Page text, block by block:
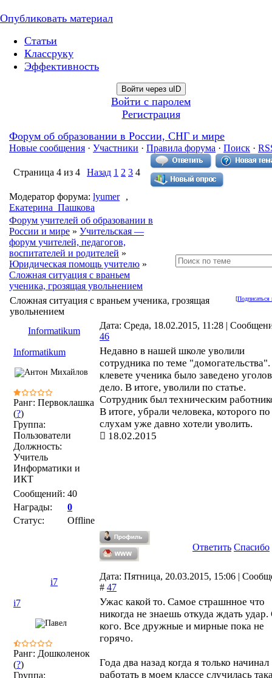
Опубликовать материал
Статьи
Классруку
Эффективность
Войти через uID
Войти с паролем
Регистрация
Форум об образовании в России, СНГ и мире
Новые сообщения · Участники · Правила форума · Поиск ·
Страница 4 из 4 Назад 1 2 3 4
Модератор форума: lyumer
,
Екатерина_Пашкова
Форум учителей об образовании в
России и мире » Учительская —
форум учителей, педагогов,
воспитателей и родителей »
Юридическая помощь учителю »
Сложная ситуация с враньем
ученика, грозящая увольнением
[Подписаться
Сложная ситуация с враньем ученика, грозящая
увольнением
Informatikum
Дата: Среда, 18.02.2015, 11:28 |
46
Informatikum
Ранг: Первоклашка
(?)
Группа:
Пользователи
Должность:
Учитель
Информатики и
ИКТ
Сообщений: 40
Награды:
0
Статус:
Offline
Недавно в нашей школе уволили
сотрудника по теме
клевете ученика было заведено
дело. В итоге, уволили по статье.
Сотрудник был техническим
В итоге, убрали человека, которого по
слухам уже давно хотели уволить.
18.02.2015
Ответить Спасибо
i7
Дата: Пятница, 20.03.2015, 15:06 |
# 47
i7
Ранг: Дошколенок
(?)
Группа:
Ужас какой то. Самое страшнное что
никогда не знаешь откуда ждать удар.
кого. Все дружные и мирные пока не
горячо.
Года два назад когда я только начинал
работать в моем классе случилась